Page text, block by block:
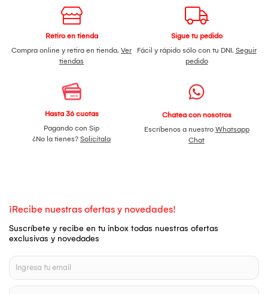
Retiro en tienda
Compra online y retira en tienda. Ver
tiendas
Sigue tu pedido
Fácil y rápido sólo con tu DNI. Seguir
pedido
Hasta 36 cuotas
Pagando con Sip
¿No la tienes? Solicítala
Chatea con nosotros
Escríbenos a nuestro Whatsapp
Chat
¡Recibe nuestras ofertas y novedades!
Suscríbete y recibe en tu inbox todas nuestras ofertas
exclusivas y novedades